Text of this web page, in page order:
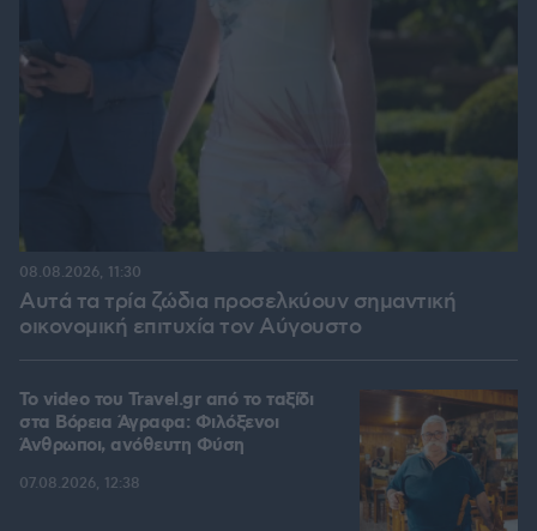
Αυτά τα τρία ζώδια προσελκύουν σημαντική
οικονομική επιτυχία τον Αύγουστο
08.08.2026, 11:30
To video του Travel.gr από το ταξίδι
στα Βόρεια Άγραφα: Φιλόξενοι
Άνθρωποι, ανόθευτη Φύση
07.08.2026, 12:38